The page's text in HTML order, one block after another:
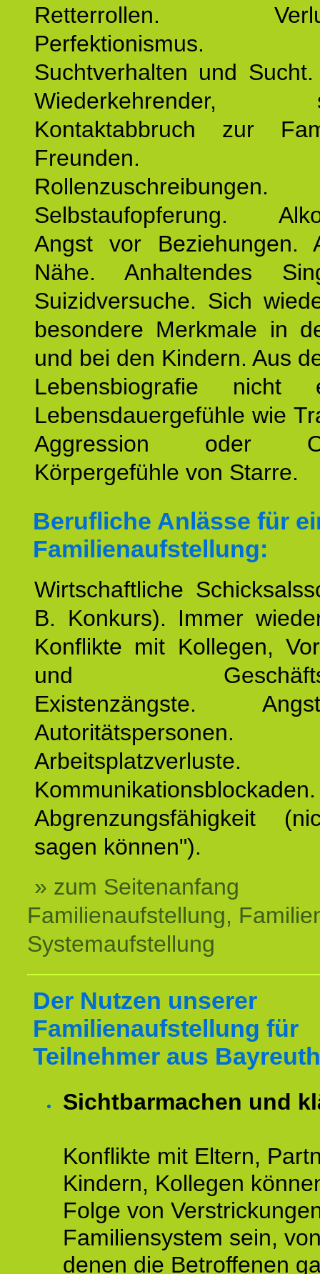
Retterrollen.
Perfektionismus.
Suchtverhalten und
Wiederkehrender,
Kontaktabbruch zur
Freunden.
Rollenzuschreibungen.
Selbstaufopferung.
Angst vor Beziehungen.
Nähe. Anhaltendes
Suizidversuche. Sich
besondere Merkmale in
und bei den Kindern. Aus
Lebensbiografie nicht
Lebensdauergefühle wie
Aggression oder
Körpergefühle von Starre.
Berufliche Anlässe für
Familienaufstellung:
Wirtschaftliche
B. Konkurs). Immer
Konflikte mit Kollegen,
und
Existenzängste.
Autoritätspersonen.
Arbeitsplatzverluste.
Abgrenzungsfähigkeit
sagen können").
» zum Seitenanfang
Familienaufstellung,
Systemaufstellung
Der Nutzen unserer
Familienaufstellung für
Teilnehmer aus
Sichtbarmachen und
Konflikte mit Eltern,
Kindern, Kollegen
Folge von
Familiensystem sein,
denen die Betroffenen